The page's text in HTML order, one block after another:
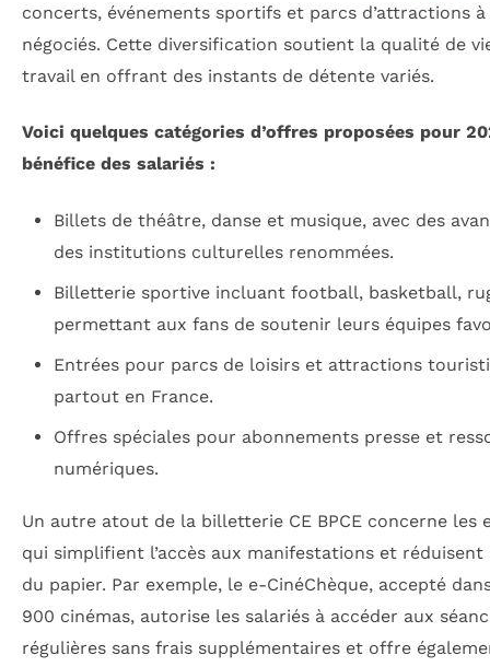
concerts, événements sportifs et parcs d’attractions
négociés. Cette diversification soutient la qualité de
travail en offrant des instants de détente variés.
Voici quelques catégories d’offres proposées pour
bénéfice des salariés :
Billets de théâtre, danse et musique, avec des
des institutions culturelles renommées.
Billetterie sportive incluant football, basketball,
permettant aux fans de soutenir leurs équipes
Entrées pour parcs de loisirs et attractions
partout en France.
Offres spéciales pour abonnements presse et
numériques.
Un autre atout de la billetterie CE BPCE concerne les
qui simplifient l’accès aux manifestations et réduisent
du papier. Par exemple, le e-CinéChèque, accepté
900 cinémas, autorise les salariés à accéder aux
régulières sans frais supplémentaires et offre